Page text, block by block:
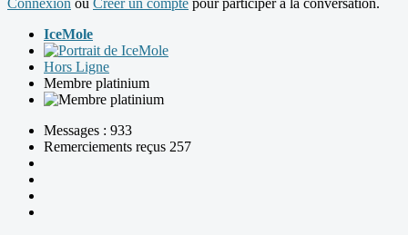
IceMole
Hors Ligne
Membre platinium
Messages : 933
Remerciements reçus 257